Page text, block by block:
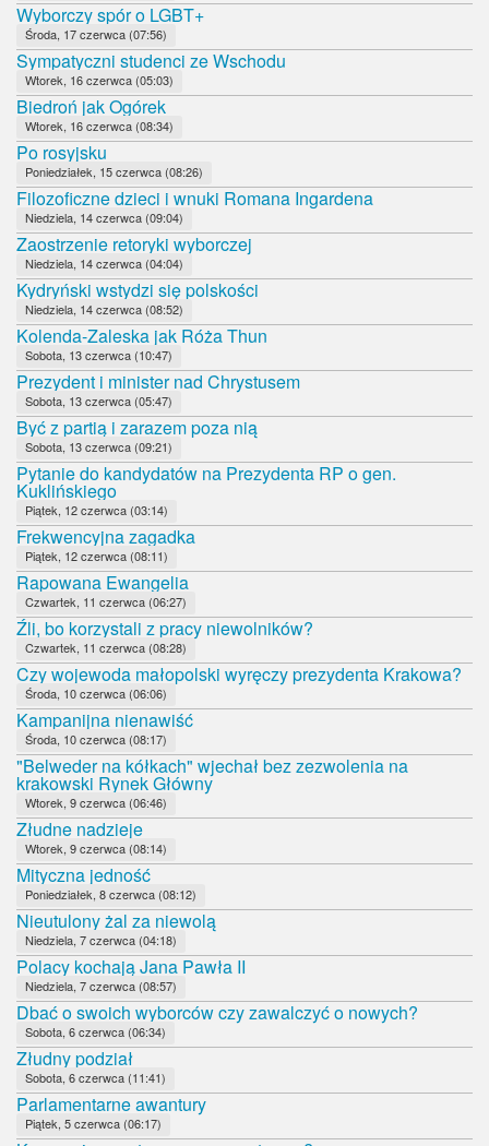
Wyborczy spór o LGBT+
Środa, 17 czerwca (07:56)
Sympatyczni studenci ze Wschodu
Wtorek, 16 czerwca (05:03)
Biedroń jak Ogórek
Wtorek, 16 czerwca (08:34)
Po rosyjsku
Poniedziałek, 15 czerwca (08:26)
Filozoficzne dzieci i wnuki Romana Ingardena
Niedziela, 14 czerwca (09:04)
Zaostrzenie retoryki wyborczej
Niedziela, 14 czerwca (04:04)
Kydryński wstydzi się polskości
Niedziela, 14 czerwca (08:52)
Kolenda-Zaleska jak Róża Thun
Sobota, 13 czerwca (10:47)
Prezydent i minister nad Chrystusem
Sobota, 13 czerwca (05:47)
Być z partią i zarazem poza nią
Sobota, 13 czerwca (09:21)
Pytanie do kandydatów na Prezydenta RP o gen.
Kuklińskiego
Piątek, 12 czerwca (03:14)
Frekwencyjna zagadka
Piątek, 12 czerwca (08:11)
Rapowana Ewangelia
Czwartek, 11 czerwca (06:27)
Źli, bo korzystali z pracy niewolników?
Czwartek, 11 czerwca (08:28)
Czy wojewoda małopolski wyręczy prezydenta Krakowa?
Środa, 10 czerwca (06:06)
Kampanijna nienawiść
Środa, 10 czerwca (08:17)
"Belweder na kółkach" wjechał bez zezwolenia na
krakowski Rynek Główny
Wtorek, 9 czerwca (06:46)
Złudne nadzieje
Wtorek, 9 czerwca (08:14)
Mityczna jedność
Poniedziałek, 8 czerwca (08:12)
Nieutulony żal za niewolą
Niedziela, 7 czerwca (04:18)
Polacy kochają Jana Pawła II
Niedziela, 7 czerwca (08:57)
Dbać o swoich wyborców czy zawalczyć o nowych?
Sobota, 6 czerwca (06:34)
Złudny podział
Sobota, 6 czerwca (11:41)
Parlamentarne awantury
Piątek, 5 czerwca (06:17)